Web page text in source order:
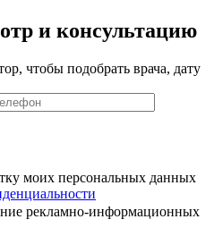
и консультацию​
чтобы подобрать врача, дату
моих персональных данных
рекламно-информационных